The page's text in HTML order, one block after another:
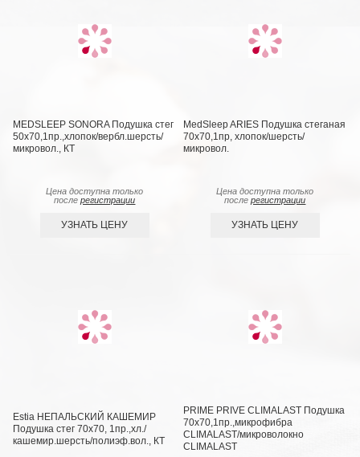
MEDSLEEP SONORA Подушка стег
50х70,1пр.,хлопок/вербл.шерсть/
микровол., КТ
Цена доступна только
послерегистрации
УЗНАТЬ ЦЕНУ
MedSleep ARIES Подушка стеганая
70х70,1пр, хлопок/шерсть/
микровол.
Цена доступна только
послерегистрации
УЗНАТЬ ЦЕНУ
Estia НЕПАЛЬСКИЙ КАШЕМИР
Подушка стег 70х70, 1пр.,хл./
кашемир.шерсть/полиэф.вол., КТ
PRIME PRIVE CLIMALAST Подушка
70х70,1пр.,микрофибра
CLIMALAST/микроволокно
CLIMALAST